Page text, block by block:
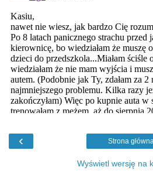
‹ Strona
Wyświetl wersję na